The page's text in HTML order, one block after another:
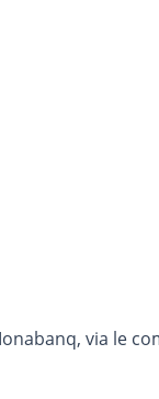
via le